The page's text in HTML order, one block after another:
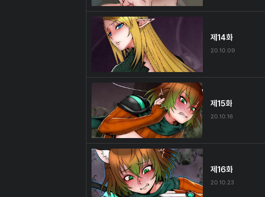
제14화
20.10.09
제15화
20.10.16
제16화
20.10.23